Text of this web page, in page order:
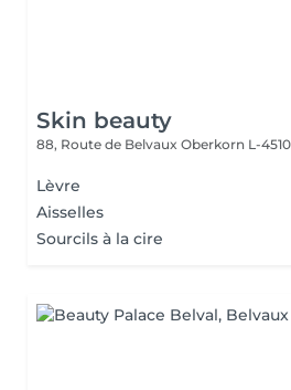
Skin beauty
88, Route de Belvaux Oberkorn L-4510
Lèvre
Aisselles
Sourcils à la cire